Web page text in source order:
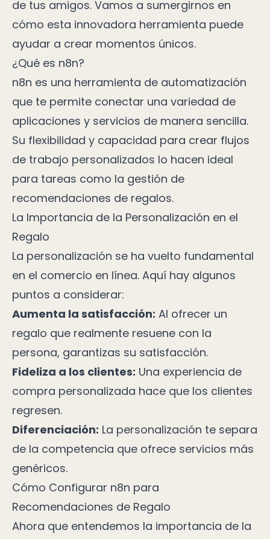
de tus amigos. Vamos a sumergirnos en
cómo esta innovadora herramienta puede
ayudar a crear momentos únicos.
¿Qué es n8n?
n8n es una herramienta de automatización
que te permite conectar una variedad de
aplicaciones y servicios de manera sencilla.
Su flexibilidad y capacidad para crear flujos
de trabajo personalizados lo hacen ideal
para tareas como la gestión de
recomendaciones de regalos.
La Importancia de la Personalización en el
Regalo
La personalización se ha vuelto fundamental
en el comercio en línea. Aquí hay algunos
puntos a considerar:
Aumenta la satisfacción: Al ofrecer un
regalo que realmente resuene con la
persona, garantizas su satisfacción.
Fideliza a los clientes: Una experiencia de
compra personalizada hace que los clientes
regresen.
Diferenciación: La personalización te separa
de la competencia que ofrece servicios más
genéricos.
Cómo Configurar n8n para
Recomendaciones de Regalo
Ahora que entendemos la importancia de la